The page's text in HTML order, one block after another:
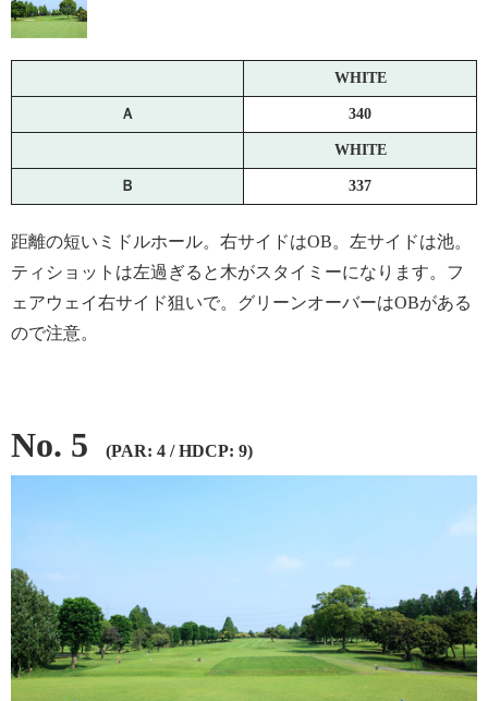
WHITE
Ａ 340
WHITE
Ｂ 337
距離の短いミドルホール。右サイドはOB。左サイドは池。
ティショットは左過ぎると木がスタイミーになります。フ
ェアウェイ右サイド狙いで。グリーンオーバーはOBがある
ので注意。
No. 5 (PAR: 4 / HDCP: 9)